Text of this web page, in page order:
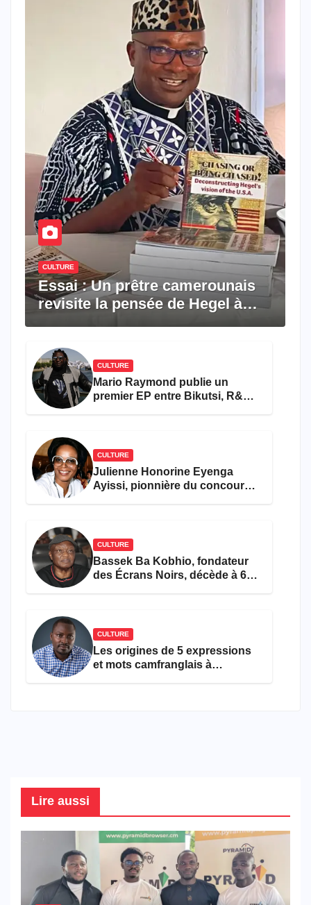
CULTURE
Essai : Un prêtre camerounais
revisite la pensée de Hegel à
CULTURE
Mario Raymond publie un
premier EP entre Bikutsi, R&B
CULTURE
Julienne Honorine Eyenga
Ayissi, pionnière du concours
CULTURE
Bassek Ba Kobhio, fondateur
des Écrans Noirs, décède à 69
CULTURE
Les origines de 5 expressions
et mots camfranglais à
Lire aussi